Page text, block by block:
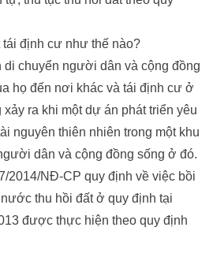
định cư như thế nào?
chuyển người dân và cộng đồng
họ đến nơi khác và tái định cư ở
ra khi một dự án phát triển yêu
nguyên thiên nhiên trong một khu
dân và cộng đồng sống ở đó.
2014/NĐ-CP quy định về việc bồi
thu hồi đất ở quy định tại
được thực hiện theo quy định